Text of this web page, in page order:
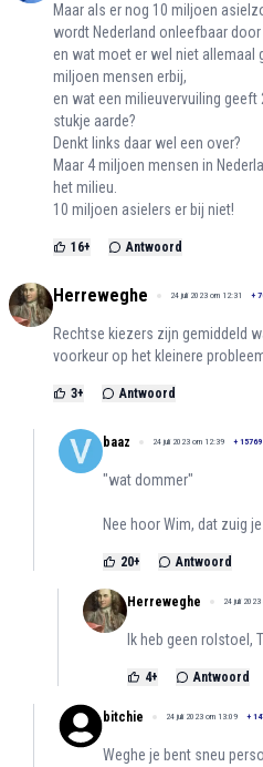
Maar als er nog 10 miljoen
wordt Nederland onleefbaar
en wat moet er wel niet allemaal
miljoen mensen erbij,
en wat een milieuvervuiling
stukje aarde?
Denkt links daar wel een over?
Maar 4 miljoen mensen in
het milieu.
10 miljoen asielers er bij niet!
16+ Antwoord
Herreweghe 24 juli 2023 om 12:31 +
Rechtse kiezers zijn gemiddeld
voorkeur op het kleinere
3+ Antwoord
baaz 24 juli 2023 om 12:39 + 15769
"wat dommer"
Nee hoor Wim, dat zuig
20+ Antwoord
Herreweghe 24 juli
Ik heb geen rolstoel,
4+ Antwoord
bitchie 24 juli 2023 om 13:09 +
Weghe je bent sneu